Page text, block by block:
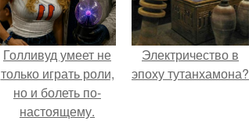
Голливуд умеет не
только играть роли,
но и болеть по-
настоящему.
Электричество в
эпоху тутанхамона?